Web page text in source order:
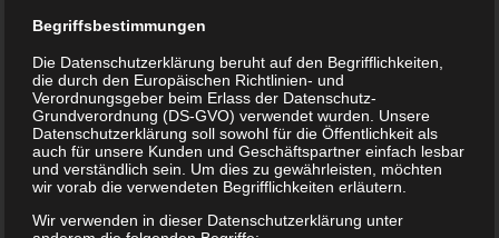
– Schadensfeststellung und Erstellung von Gutachten
Beweissicherung
– Dokumentation des Ist-Zustandes Ihres Objektes
während der Bauphase
– Bewertung des Soll-Zustandes
Baubegleitung und Bauabnahme gemäß VOB
– neutrale und fachkompetente Begleitung während
Begriffsbestimmungen
Die Datenschutzerklärung beruht auf den Begrifflichkeiten,
die durch den Europäischen Richtlinien- und
Verordnungsgeber beim Erlass der Datenschutz-
Grundverordnung (DS-GVO) verwendet wurden. Unsere
Datenschutzerklärung soll sowohl für die Öffentlichkeit als
auch für unsere Kunden und Geschäftspartner einfach lesbar
und verständlich sein. Um dies zu gewährleisten, möchten
wir vorab die verwendeten Begrifflichkeiten erläutern.
Wir verwenden in dieser Datenschutzerklärung unter